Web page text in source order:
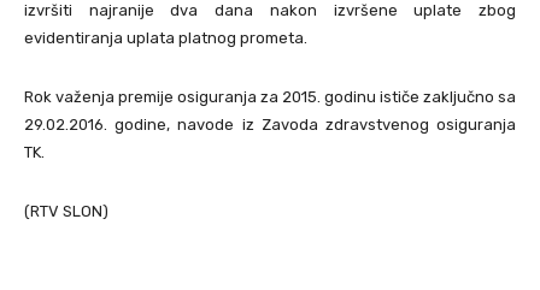
izvršiti najranije dva dana nakon izvršene uplate zbog
evidentiranja uplata platnog prometa.
Rok važenja premije osiguranja za 2015. godinu ističe zaključno sa
29.02.2016. godine, navode iz Zavoda zdravstvenog osiguranja
TK.
(RTV SLON)